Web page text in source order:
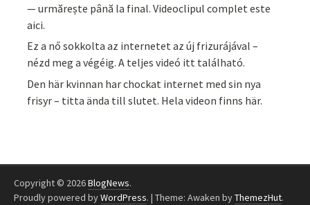
— urmărește până la final. Videoclipul complet este
aici.
Ez a nő sokkolta az internetet az új frizurájával –
nézd meg a végéig. A teljes videó itt található.
Den här kvinnan har chockat internet med sin nya
frisyr – titta ända till slutet. Hela videon finns här.
Copyright © 2026BlogNews.
Proudly powered byWordPress. | Theme: Awaken byThemezHut.